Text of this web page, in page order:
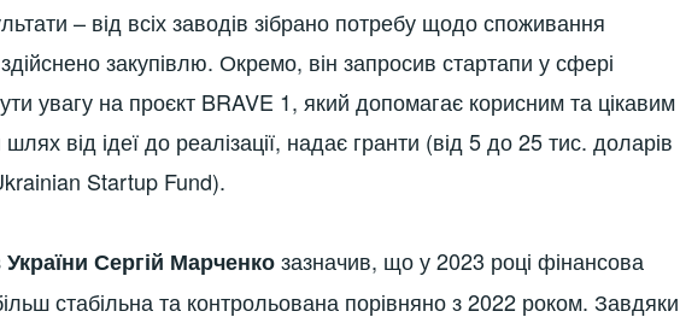
– від всіх заводів зібрано потребу щодо споживання
здійснено закупівлю. Окремо, він запросив стартапи у сфері
увагу на проєкт BRAVE 1, який допомагає корисним та цікавим
від ідеї до реалізації, надає гранти (від 5 до 25 тис. доларів
Startup Fund).
України Сергій Марченкозазначив, що у 2023 році фінансова
стабільна та контрольована порівняно з 2022 роком. Завдяки